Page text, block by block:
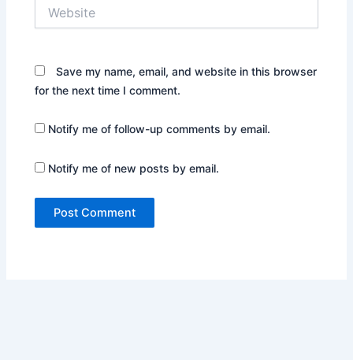
Save my name, email, and website in this browser
for the next time I comment.
Notify me of follow-up comments by email.
Notify me of new posts by email.